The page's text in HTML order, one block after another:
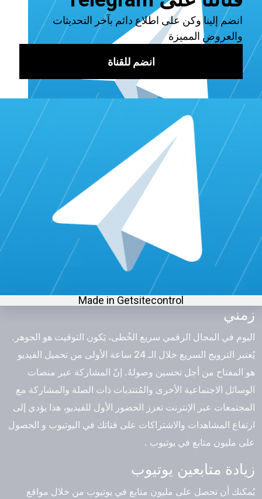
استخدام الكلمات المفتاحية: صياغة
المحتوى بدقة
لا يُمكن التقليل من فن استخدام الكلمات المفتاحية. فـ النهج
المنسجم في دمج الكلمات المفتاحية والمرادفة لها داخل المحتوى
الخاص بك يعزز من قابلية اكتشاف المحتوى. ابحث تمام عن
الكلمات الرئيسية باستخدام أدوات مدفوعة أو مجانية مثل مثل
Google Keyword Planner لتحديد المصطلحات التي يتردد
صداها مع الجمهور المُستهدف.
الصورة المصغّرة: معبّرة تشرح ما هو
المحتوى
الصورة تعبّر عن ألف كلمة، ولا تعد الصورة المصغرة للفيديو
استثناءً. صياغة الصور المصغرة المحسّنة التي تعبّر عن جوهر
الفيديو والقيمة أمراً ضرورياً وبالغ الأهمية. تَلعب هذهِ الإشارات
البصرية دور محوري في جذب انتباه المُشاهدين المُحتملين مما
يدفعهم إلى استكشاف و زيادة متابعين يوتيوب .
الترويج المكثف المُستمر: ضمن إطار
زمني
اليوم في المجال الرقمي سريع الخُطى، يَكون التوقيت هو الجوهر.
يُعتبر الترويج السريع خلال الـ 24 ساعة الأولى من تحميل الفيديو
هو المفتاح من أجل تحسين وصولهُ. إنّ المشاركة عبر منصات
الوسائل الاجتماعية الأخرى والمُنتديات ذات الصلة والمشاركة مع
المجتمعات عبر الإنترنت تعزز الحضور الأول للفيديو، هذا يؤدي إلى
ارتفاع المشاهدات والاشتراكات على قناتك في اليوتيوب و الحصول
على مليون متابع في يوتيوب .
زيادة متابعين يوتيوب
يُمكنك أن تحصل على مليون متابع في يوتيوب من خلال مواقع